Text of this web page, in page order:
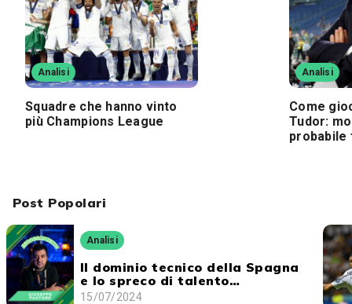
Post Popolari
Analisi
Il dominio tecnico della Spagna
e lo spreco di talento
dell'Inghilterra
15/07/2024
Analisi
Squadre che hanno vinto
più Champions League
Analisi
Come
Tudor:
probabile